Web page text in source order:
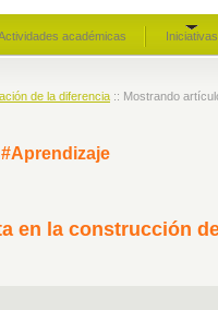
académicas Iniciativas
de la diferencia :: Mostrando
en la construcción